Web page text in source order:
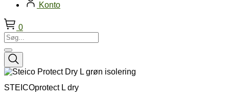
Konto
0
Søg...
STEICOprotect L dry